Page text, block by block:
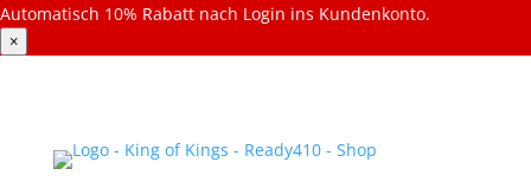
Automatisch 10% Rabatt nach Login ins Kundenkonto.
×